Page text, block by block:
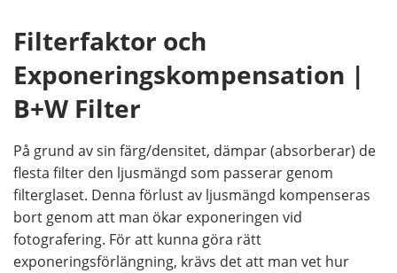
Filterfaktor och
Exponeringskompensation |
B+W Filter
På grund av sin färg/densitet, dämpar (absorberar) de
flesta filter den ljusmängd som passerar genom
filterglaset. Denna förlust av ljusmängd kompenseras
bort genom att man ökar exponeringen vid
fotografering. För att kunna göra rätt
exponeringsförlängning, krävs det att man vet hur